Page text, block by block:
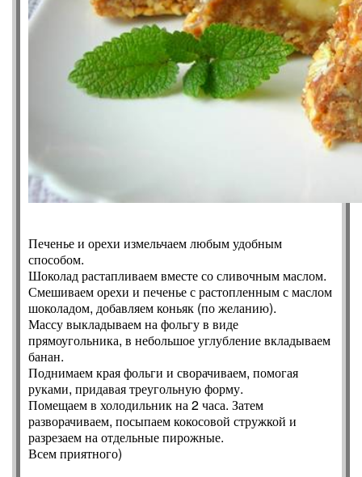
Печенье и орехи измельчаем любым удобным
способом.
Шоколад растапливаем вместе со сливочным маслом.
Смешиваем орехи и печенье с растопленным с маслом
шоколадом, добавляем коньяк (по желанию).
Массу выкладываем на фольгу в виде
прямоугольника, в небольшое углубление вкладываем
банан.
Поднимаем края фольги и сворачиваем, помогая
руками, придавая треугольную форму.
Помещаем в холодильник на 2 часа. Затем
разворачиваем, посыпаем кокосовой стружкой и
разрезаем на отдельные пирожные.
Всем приятного)